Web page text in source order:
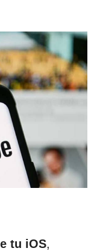
tu iOS,